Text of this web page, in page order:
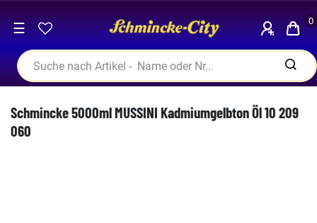
☰ 0
Schmincke 5000ml MUSSINI Kadmiumgelbton Öl 10 209
060